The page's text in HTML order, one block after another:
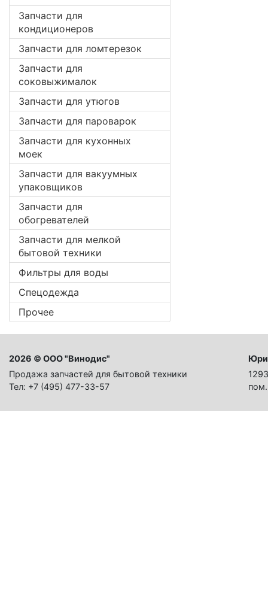
Запчасти для
кондиционеров
Запчасти для ломтерезок
Запчасти для
соковыжималок
Запчасти для утюгов
Запчасти для пароварок
Запчасти для кухонных
моек
Запчасти для вакуумных
упаковщиков
Запчасти для
обогревателей
Запчасти для мелкой
бытовой техники
Фильтры для воды
Спецодежда
Прочее
2026 © ООО "Винодис"
Продажа запчастей для бытовой техники
Тел: +7 (495) 477-33-57